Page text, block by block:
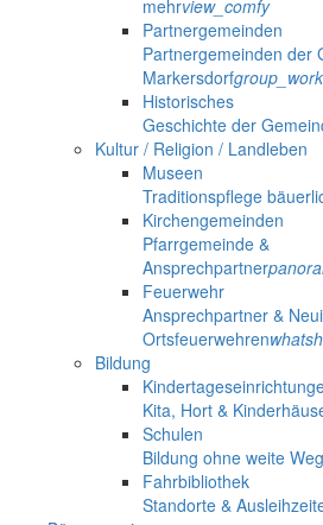
mehrview_comfy
Partnergemeinden
Partnergemeinden der
Markersdorfgroup_work
Historisches
Geschichte der
Kultur / Religion / Landleben
Museen
Traditionspflege
Kirchengemeinden
Pfarrgemeinde &
Ansprechpartner
Feuerwehr
Ansprechpartner &
Ortsfeuerwehren
Bildung
Kita, Hort &
Schulen
Bildung ohne weite
Fahrbibliothek
Standorte &